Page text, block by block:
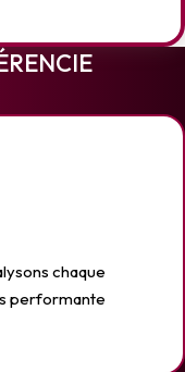
chaque
performante